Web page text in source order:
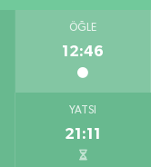
ÖĞLE
12:46
YATSI
21:11